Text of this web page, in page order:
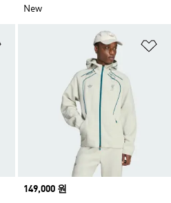
New
Price
149,000 원